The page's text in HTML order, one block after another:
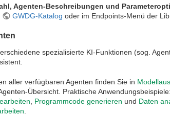
Agenten-Beschreibungen und
GWDG-Katalog oder im Endpoints-Menü der
spezialisierte KI-Funktionen (sog.
aller verfügbaren Agenten finden Sie in
Übersicht. Praktische
Programmcode generieren und Daten